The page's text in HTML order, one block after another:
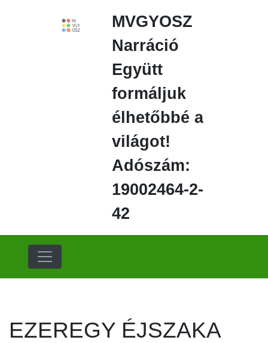
MVGYOSZ
Narráció
Együtt
formáljuk
élhetőbbé a
világot!
Adószám:
19002464-2-
42
EZEREGY ÉJSZAKA